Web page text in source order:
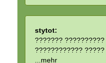
stytot:
??????? ??????????
????????????
mehr